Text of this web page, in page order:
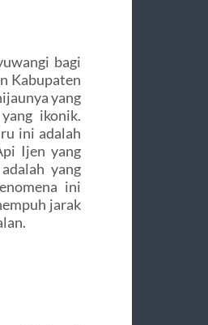
bagi
Kabupaten
yang
ikonik.
ini adalah
Ijen yang
yang
ini
jarak